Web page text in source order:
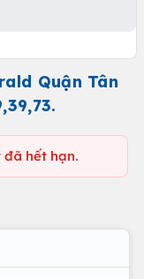
Quận Tân
hết hạn.